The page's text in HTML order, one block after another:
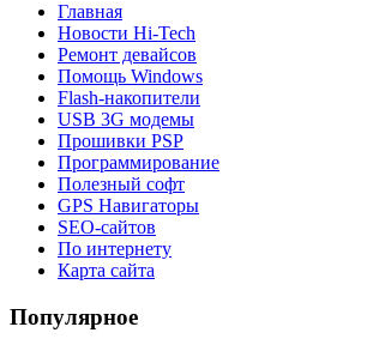
Главная
Новости Hi-Tech
Ремонт девайсов
Помощь Windows
Flash-накопители
USB 3G модемы
Прошивки PSP
Программирование
Полезный софт
GPS Навигаторы
SEO-сайтов
По интернету
Карта сайта
Популярное